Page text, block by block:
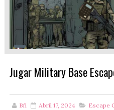
Jugar Military Base
Bñ Abril 17, 2024 Escape